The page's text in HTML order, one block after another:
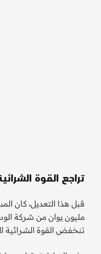
تراجع القوة
تنخفض القوة الشرائية